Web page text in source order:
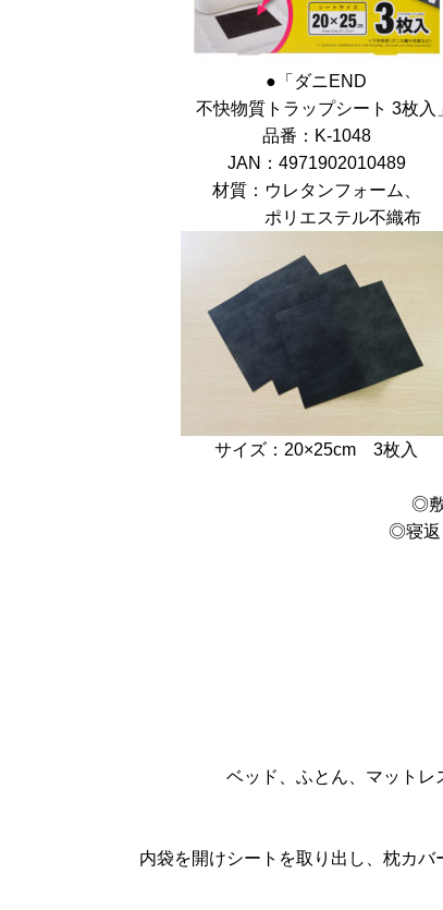
●「ダニEND
不快物質トラップシート 3枚入
品番：K-1048
JAN：4971902010489
材質：ウレタンフォーム、
ポリエステル不織布
サイズ：20×25cm 3枚入
◎敷
◎寝返
ベッド、ふとん、マット
内袋を開けシートを取り出し、枕カ